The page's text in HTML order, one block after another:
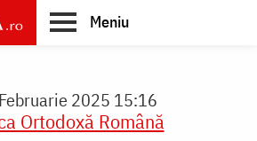
Meniu
2025 15:16
Ortodoxă Română